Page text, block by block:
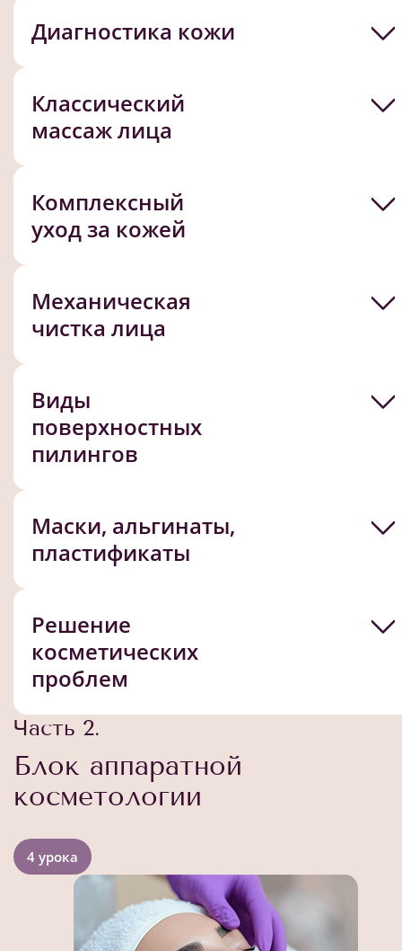
Диагностика кожи
Классический
массаж лица
Комплексный
уход за кожей
Механическая
чистка лица
Виды
поверхностных
пилингов
Маски, альгинаты,
пластификаты
Решение
косметических
проблем
Часть 2.
Блок аппаратной
косметологии
4 урока